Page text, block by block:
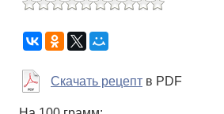
Скачать рецепт в PDF